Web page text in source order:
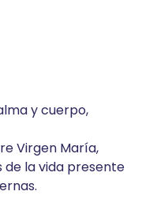
y cuerpo,
Virgen María,
de la vida presente